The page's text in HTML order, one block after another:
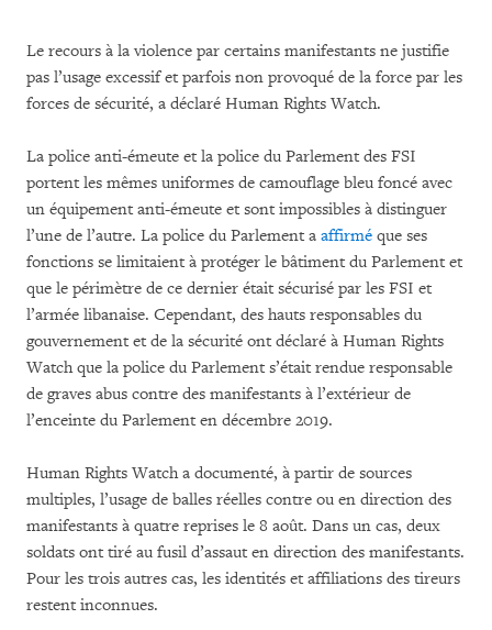
Le recours à la violence par certains manifestants ne justifie
pas l’usage excessif et parfois non provoqué de la force par les
forces de sécurité, a déclaré Human Rights Watch.
La police anti-émeute et la police du Parlement des FSI
portent les mêmes uniformes de camouflage bleu foncé avec
un équipement anti-émeute et sont impossibles à distinguer
l’une de l’autre. La police du Parlement a affirmé que ses
fonctions se limitaient à protéger le bâtiment du Parlement et
que le périmètre de ce dernier était sécurisé par les FSI et
l’armée libanaise. Cependant, des hauts responsables du
gouvernement et de la sécurité ont déclaré à Human Rights
Watch que la police du Parlement s’était rendue responsable
de graves abus contre des manifestants à l’extérieur de
l’enceinte du Parlement en décembre 2019.
Human Rights Watch a documenté, à partir de sources
multiples, l’usage de balles réelles contre ou en direction des
manifestants à quatre reprises le 8 août. Dans un cas, deux
soldats ont tiré au fusil d’assaut en direction des manifestants.
Pour les trois autres cas, les identités et affiliations des tireurs
restent inconnues.